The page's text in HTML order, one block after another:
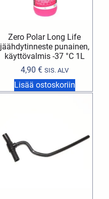
Zero Polar Long Life
jäähdytinneste punainen,
käyttövalmis -37 °C 1L
4,90 € SIS. ALV
Lisää ostoskoriin